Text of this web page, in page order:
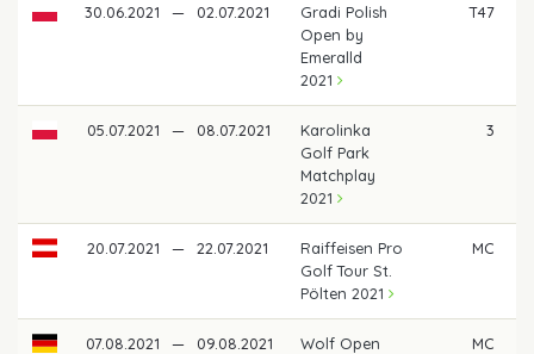
30.06.2021 — 02.07.2021
Gradi Polish
Open by
Emeralld
2021
T47
05.07.2021 — 08.07.2021
Karolinka
Golf Park
Matchplay
2021
3
20.07.2021 — 22.07.2021
Raiffeisen Pro
Golf Tour St.
Pölten 2021
MC
07.08.2021 — 09.08.2021
Wolf Open
MC